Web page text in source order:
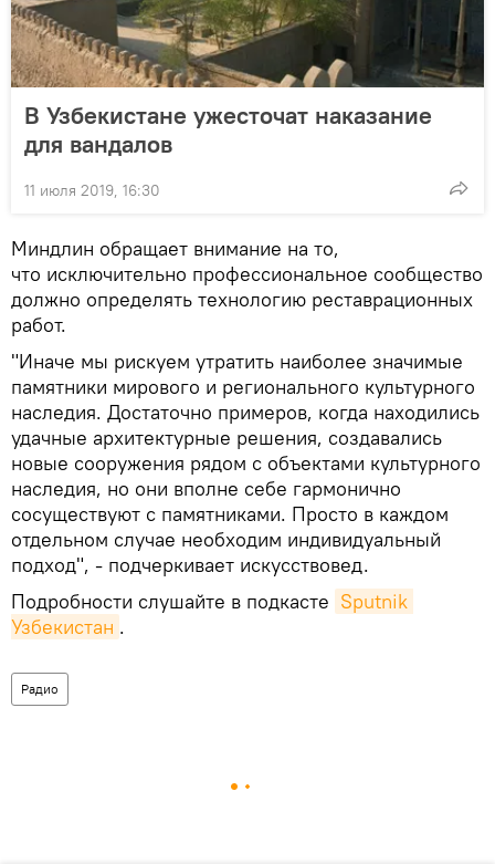
В Узбекистане ужесточат наказание
для вандалов
11 июля 2019, 16:30
Миндлин обращает внимание на то,
что исключительно профессиональное сообщество
должно определять технологию реставрационных
работ.
"Иначе мы рискуем утратить наиболее значимые
памятники мирового и регионального культурного
наследия. Достаточно примеров, когда находились
удачные архитектурные решения, создавались
новые сооружения рядом с объектами культурного
наследия, но они вполне себе гармонично
сосуществуют с памятниками. Просто в каждом
отдельном случае необходим индивидуальный
подход", - подчеркивает искусствовед.
Подробности слушайте в подкасте Sputnik
Узбекистан .
Радио